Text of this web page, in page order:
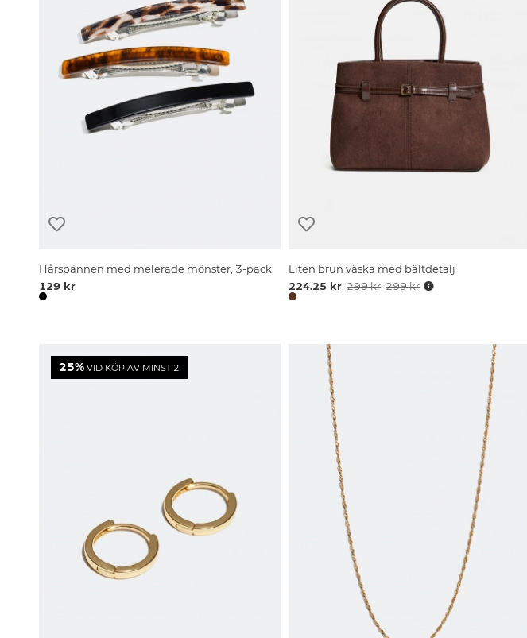
Hårspännen med melerade mönster, 3-pack
129 kr
Liten brun väska med bältdetalj
224.25 kr 299 kr 299 kr
25% VID KÖP AV MINST 2